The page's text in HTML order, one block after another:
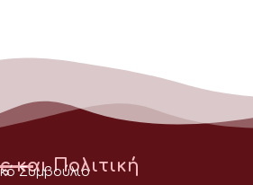
και Πολιτική
Συμβούλιο